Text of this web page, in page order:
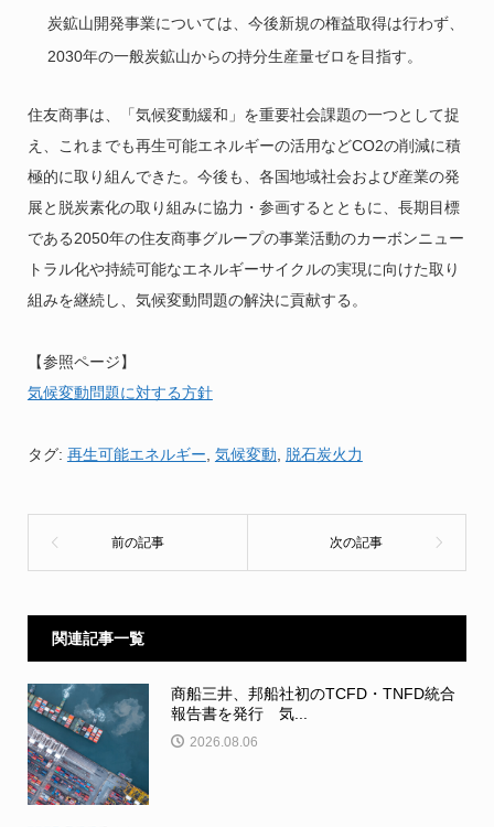
炭鉱山開発事業については、今後新規の権益取得は行わず、
2030年の一般炭鉱山からの持分生産量ゼロを目指す。
住友商事は、「気候変動緩和」を重要社会課題の一つとして捉
え、これまでも再生可能エネルギーの活用などCO2の削減に積
極的に取り組んできた。今後も、各国地域社会および産業の発
展と脱炭素化の取り組みに協力・参画するとともに、長期目標
である2050年の住友商事グループの事業活動のカーボンニュー
トラル化や持続可能なエネルギーサイクルの実現に向けた取り
組みを継続し、気候変動問題の解決に貢献する。
【参照ページ】
気候変動問題に対する方針
タグ: 再生可能エネルギー 気候変動 脱石炭火力
関連記事一覧
商船三井、邦船社初のTCFD・TNFD統合
報告書を発行 気...
2026.08.06